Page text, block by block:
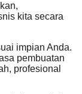
kita secara
impian Anda.
pembuatan
profesional